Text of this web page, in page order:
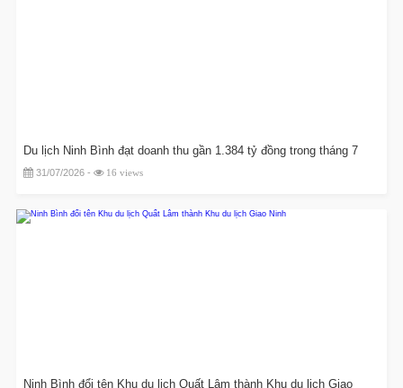
Du lịch Ninh Bình đạt doanh thu gần 1.384 tỷ đồng trong tháng 7
31/07/2026 - 16 views
Ninh Bình đổi tên Khu du lịch Quất Lâm thành Khu du lịch Giao